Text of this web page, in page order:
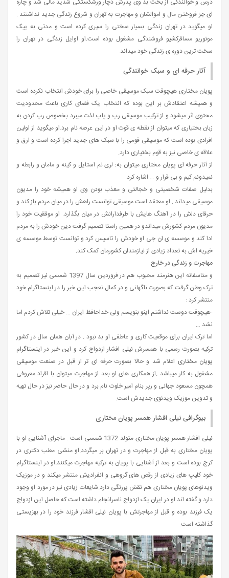
ای جز فروختن مال و اموالشان و مهاجرت به تهران و شروع زندگی جدید نداشتند .
او میگوید در تهران زندگی بسیار سختی را سپری کرده است و مدتی به پیک
موتوریو مسافرکشیو فروشندگی مشغول بوده است.او اوایل زندگی در تهران را
سخت ترین دوره ی زندگی خود میداند.
آثار حرفه ای و سبک خوانندگی
پویان مختاری هیچوقت سبک موسیقی خاصی را برای خودش انتخاب نکرده است
و همیشه اعتقادش بر این بوده که انتخاب یک فضای کاری باعث محدودیت
محتوی اثر میشود و از ترکیب موسیقی رپ و پاپ لذت میبرد بخصوص رپ کردن به
زبان بختیاری که میتوان از نقطه ی قوت او در این عرصه نام برد.او میگوید از اولین
افرادی بوده است که موسیقی قومی را با سبک های جدید اجرا کرده است و ارق و
علاقه ی خاصی نیز به قوم بختیاری دارد.
از آثار حرفه ای پویان مختاری میتوان به: لری نم استایل و کینه و مامان و رابطه و
نمیدونم کیم و بی قرار و … اشاره کرد.
بدلیل صفات شخصیتی و خجالتی و معذب بودن وی او همیشه خود را مدیون
موسیقی میداند . او معتقد است موسیقی توانست راهش را در میان مردم باز کند و
حرفای دلش را در آهنگ هایش با طرفدارانش در میان بگذارد. او موفقیت خود را
مدیون مردم کشورش میداندو در همین راستا تصمیم گرفت دین خودش را به مردم
ادا کند و موسسه ی ان جی او خودش را تاسیس کرد و توانست توسط موسسه ی
خیریه اش به تعداد زیادی از نیازمندان کشورمان کمک کند.
مهاجرت و زندگی در خارج
و متاسفانه این هنرمند محبوب هم در فروردین سال 1397 شمسی نیز تصمیم به
ترک وطن گرفت که بصورت ناگهانی و در کمال تعجب این خبر را در اینستاگرام خود
منتشر کرد :
-هیچوقت دوست نداشتم اینو بنویسم ولی خداحافظ ایران … خیلی تلاش کردم اما
نشد …
اما ترک ایران برای موقعیت کاری و عاطفی او بد نبود . در آبان همان سال در کشور
ترکیه بصورت رسمی با همسرش نیلی افشار ازدواج کرد و این خبر در اینستاگرام
پویان مختاری اعلام شد و حالا بصورت حرفه ای تر از قبل در صنعت موسیقی
مشغول به کار میباشد .از همکاری های او بعد از مهاجرت میتوان با افراد معروفی
همچون مسعود جهانی و رپر بنام امیر خلوت نام برد و در حال حاضر نیز در حال تهیه
و تدوین موزیک ویدئوی جدیدش است.
بیوگرافی نیلی افشار همسر پویان مختاری
نیلی افشار همسر پویان مختاری متولد 1372 شمسی است . ماجرای آشنایی او با
پویان مختاری به قبل از مهاجرت و در تهران بر میگردد.او منشی مطب دکتری در
کرج بوده است و بعد از آشنایی با پویان به ترکیه مهاجرت میکنند.او در اینستاگرام
خود کلیپ های زیادی از رقص های گروهی و انفرادیش منتشر میکند و در موزیک
ویدئوهای پویان مختاری هم نقش پررنگی دارد.شایعات زیادی نیز در مورد او وجود
دارد و گفته اند او در ایران یک ازدواج ناسرانجام داشته است که حاصل این ازدواج
یک فرزند بوده و قبل از مهاجرتش با پویان نیلی افشار فرزند خود را در بهزیستی
گذاشته است.